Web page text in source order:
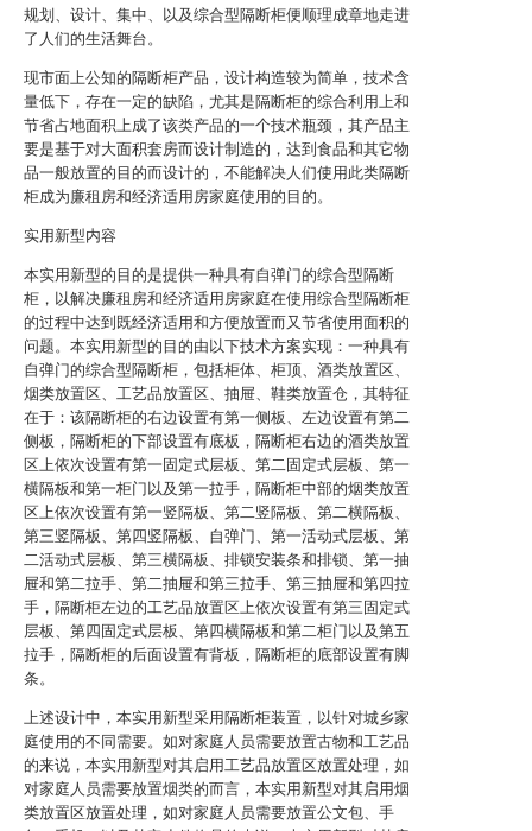
规划、设计、集中、以及综合型隔断柜便顺理成章地走进
了人们的生活舞台。
现市面上公知的隔断柜产品，设计构造较为简单，技术含
量低下，存在一定的缺陷，尤其是隔断柜的综合利用上和
节省占地面积上成了该类产品的一个技术瓶颈，其产品主
要是基于对大面积套房而设计制造的，达到食品和其它物
品一般放置的目的而设计的，不能解决人们使用此类隔断
柜成为廉租房和经济适用房家庭使用的目的。
实用新型内容
本实用新型的目的是提供一种具有自弹门的综合型隔断
柜，以解决廉租房和经济适用房家庭在使用综合型隔断柜
的过程中达到既经济适用和方便放置而又节省使用面积的
问题。本实用新型的目的由以下技术方案实现：一种具有
自弹门的综合型隔断柜，包括柜体、柜顶、酒类放置区、
烟类放置区、工艺品放置区、抽屉、鞋类放置仓，其特征
在于：该隔断柜的右边设置有第一侧板、左边设置有第二
侧板，隔断柜的下部设置有底板，隔断柜右边的酒类放置
区上依次设置有第一固定式层板、第二固定式层板、第一
横隔板和第一柜门以及第一拉手，隔断柜中部的烟类放置
区上依次设置有第一竖隔板、第二竖隔板、第二横隔板、
第三竖隔板、第四竖隔板、自弹门、第一活动式层板、第
二活动式层板、第三横隔板、排锁安装条和排锁、第一抽
屉和第二拉手、第二抽屉和第三拉手、第三抽屉和第四拉
手，隔断柜左边的工艺品放置区上依次设置有第三固定式
层板、第四固定式层板、第四横隔板和第二柜门以及第五
拉手，隔断柜的后面设置有背板，隔断柜的底部设置有脚
条。
上述设计中，本实用新型采用隔断柜装置，以针对城乡家
庭使用的不同需要。如对家庭人员需要放置古物和工艺品
的来说，本实用新型对其启用工艺品放置区放置处理，如
对家庭人员需要放置烟类的而言，本实用新型对其启用烟
类放置区放置处理，如对家庭人员需要放置公文包、手